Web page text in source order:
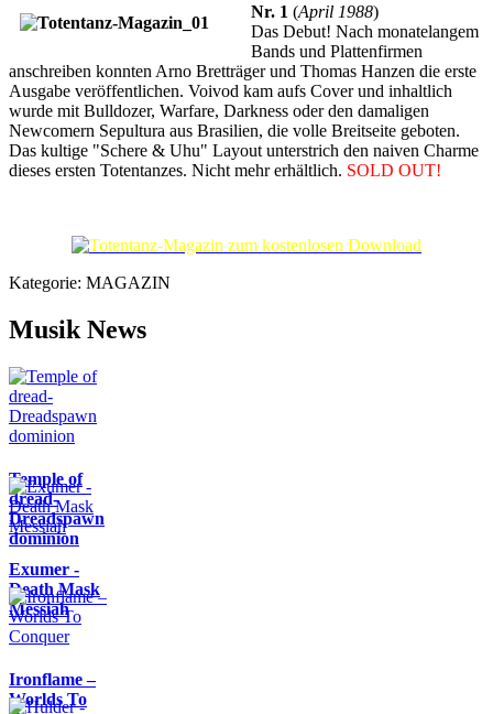
Nr. 1 (April 1988)
Das Debut! Nach monatelangem
Bands und Plattenfirmen
anschreiben konnten Arno Bretträger und Thomas Hanzen die erste
Ausgabe veröffentlichen. Voivod kam aufs Cover und inhaltlich
wurde mit Bulldozer, Warfare, Darkness oder den damaligen
Newcomern Sepultura aus Brasilien, die volle Breitseite geboten.
Das kultige "Schere & Uhu" Layout unterstrich den naiven Charme
dieses ersten Totentanzes. Nicht mehr erhältlich. SOLD OUT!
Kategorie: MAGAZIN
Musik News
Temple of
dread-
Dreadspawn
dominion
Exumer -
Death Mask
Messiah
Ironflame –
Worlds To